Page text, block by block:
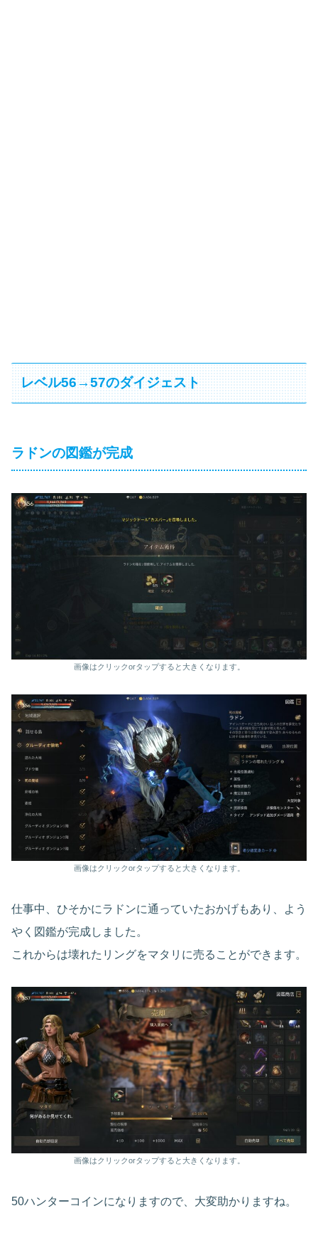
レベル56→57のダイジェスト
ラドンの図鑑が完成
画像はクリックorタップすると大きくなります。
画像はクリックorタップすると大きくなります。
仕事中、ひそかにラドンに通っていたおかげもあり、よう
やく図鑑が完成しました。
これからは壊れたリングをマタリに売ることができます。
画像はクリックorタップすると大きくなります。
50ハンターコインになりますので、大変助かりますね。